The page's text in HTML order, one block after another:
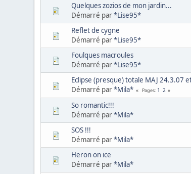
Quelques zozios de mon jardin...
Démarré par*Lise95*
Reflet de cygne
Démarré par*Lise95*
Foulques macroules
Démarré par*Lise95*
Eclipse (presque) totale MAJ 24.3.07
Démarré par*Mila* Pages 1 2
So romantic!!!
Démarré par*Mila*
SOS !!!
Démarré par*Mila*
Heron on ice
Démarré par*Mila*